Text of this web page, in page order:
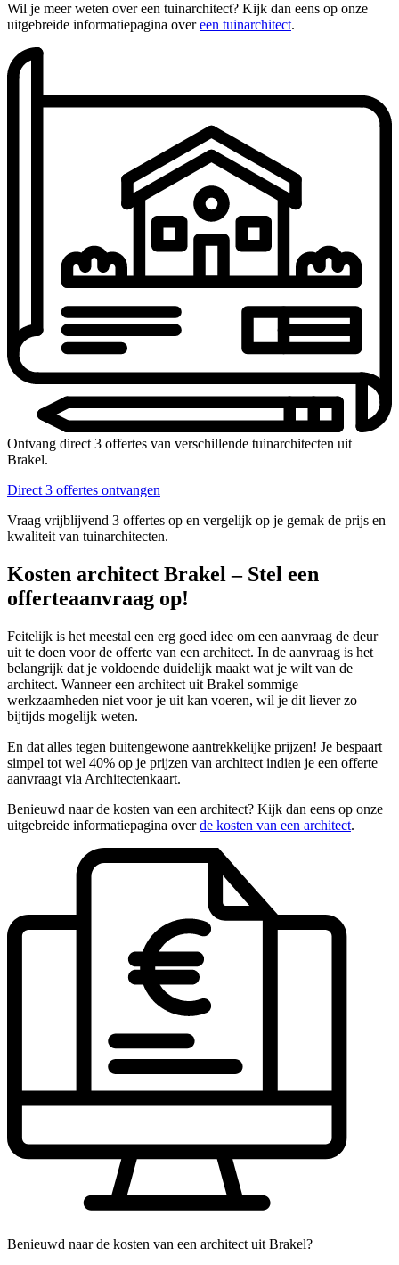
Wil je meer weten over een tuinarchitect? Kijk dan eens op onze
uitgebreide informatiepagina overeen tuinarchitect.
Ontvang direct 3 offertes van verschillende tuinarchitecten uit
Brakel.
Direct 3 offertes ontvangen
Vraag vrijblijvend 3 offertes op en vergelijk op je gemak de prijs en
kwaliteit van tuinarchitecten.
Kosten architect Brakel – Stel een
offerteaanvraag op!
Feitelijk is het meestal een erg goed idee om een aanvraag de deur
uit te doen voor de offerte van een architect. In de aanvraag is het
belangrijk dat je voldoende duidelijk maakt wat je wilt van de
architect. Wanneer een architect uit Brakel sommige
werkzaamheden niet voor je uit kan voeren, wil je dit liever zo
bijtijds mogelijk weten.
En dat alles tegen buitengewone aantrekkelijke prijzen! Je bespaart
simpel tot wel 40% op je prijzen van architect indien je een offerte
aanvraagt via Architectenkaart.
Benieuwd naar de kosten van een architect? Kijk dan eens op onze
uitgebreide informatiepagina overde kosten van een architect.
Benieuwd naar de kosten van een architect uit Brakel?